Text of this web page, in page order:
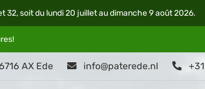
32, soit du lundi 20 juillet au dimanche 9 août 2026.
!
AX Ede info@paterede.nl